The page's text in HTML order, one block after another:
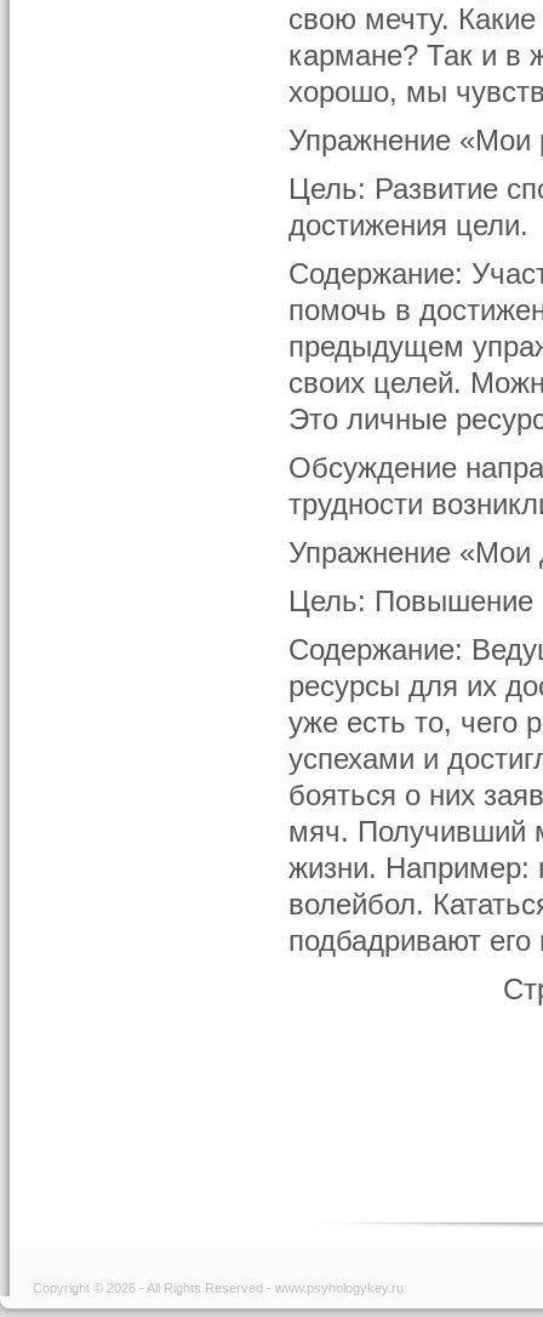
свою мечту. Какие
кармане? Так и в
хорошо, мы
Упражнение «Мои
Цель: Развитие
достижения цели.
Содержание:
помочь в
предыдущем
своих целей.
Это личные
Обсуждение
трудности
Упражнение «Мои
Цель: Повышение
Содержание:
ресурсы для их
уже есть то, чего
успехами и
бояться о них
мяч. Получивший
жизни. Например:
волейбол.
подбадривают
Copyright © 2026 - All Rights Reserved - www.psyhologykey.ru